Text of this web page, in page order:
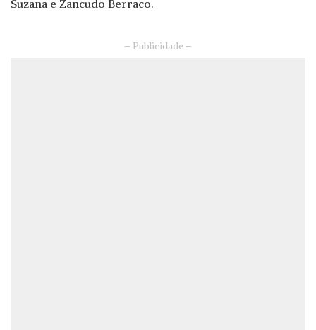
Suzana e Zancudo Berraco.
– Publicidade –